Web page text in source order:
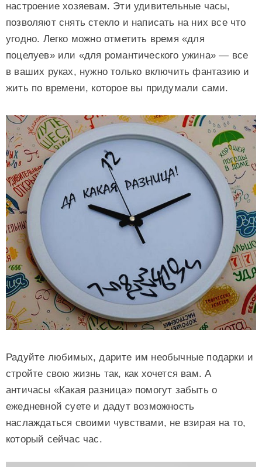
настроение хозяевам. Эти удивительные часы,
позволяют снять стекло и написать на них все что
угодно. Легко можно отметить время «для
поцелуев» или «для романтического ужина» — все
в ваших руках, нужно только включить фантазию и
жить по времени, которое вы придумали сами.
Радуйте любимых, дарите им необычные подарки и
стройте свою жизнь так, как хочется вам. А
античасы «Какая разница» помогут забыть о
ежедневной суете и дадут возможность
наслаждаться своими чувствами, не взирая на то,
который сейчас час.